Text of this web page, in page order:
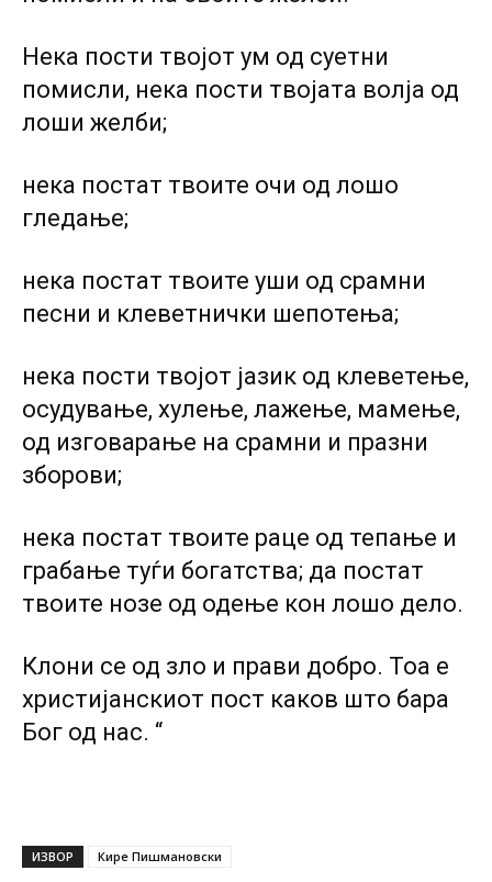
Нека пости твојот ум од суетни
помисли, нека пости твојата волја од
лоши желби;
нека постат твоите очи од лошо
гледање;
нека постат твоите уши од срамни
песни и клеветнички шепотења;
нека пости твојот јазик од клеветење,
осудување, хулење, лажење, мамење,
од изговарање на срамни и празни
зборови;
нека постат твоите раце од тепање и
грабање туѓи богатства; да постат
твоите нозе од одење кон лошо дело.
Клони се од зло и прави добро. Тоа е
христијанскиот пост каков што бара
Бог од нас. “
ИЗВОР Кире Пишмановски